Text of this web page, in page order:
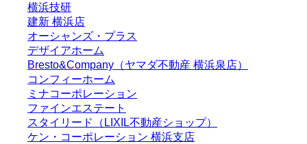
横浜技研
建新 横浜店
オーシャンズ・プラス
デザイアホーム
Bresto&Company（ヤマダ不動産 横浜泉店）
コンフィーホーム
ミナコーポレーション
ファインエステート
スタイリード（LIXIL不動産ショップ）
ケン・コーポレーション 横浜支店